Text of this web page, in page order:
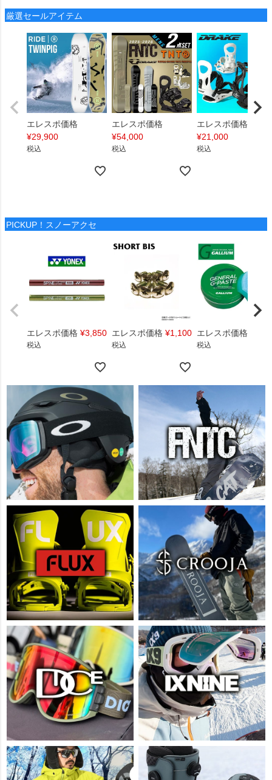
厳選セールアイテム
エレスポ価格
¥29,900
税込
エレスポ価格
¥54,000
税込
エレスポ価格
¥21,000
税込
PICKUP！スノーアクセ
エレスポ価格 ¥3,850
税込
エレスポ価格 ¥1,100
税込
エレスポ価格
税込